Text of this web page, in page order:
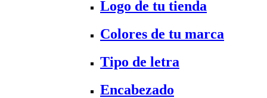
Logo de tu tienda
Colores de tu marca
Tipo de letra
Encabezado